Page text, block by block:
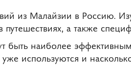
из Малайзии в Россию.
а также
быть наиболее
используются и